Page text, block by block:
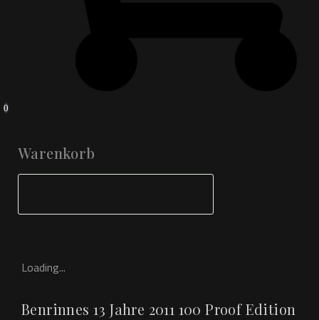
0
Warenkorb
Loading...
Benrinnes 13 Jahre 2011 100 Proof Edition